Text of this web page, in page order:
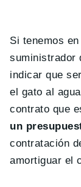
Si tenemos
suministrador
indicar que
el gato al
contrato que
un
contratación
amortiguar el